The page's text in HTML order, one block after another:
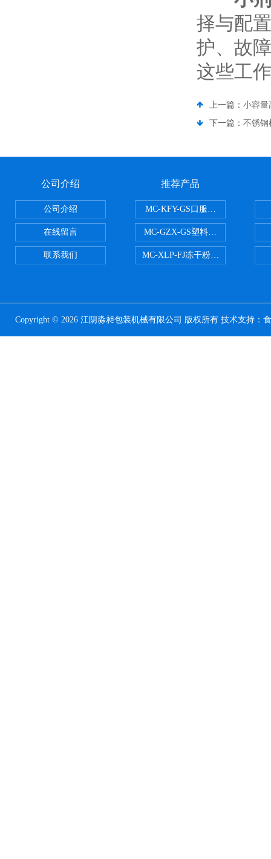
择与配
护、故
这些工
上一篇： 小容量
下一篇： 不锈钢
公司介绍
公司介绍
在线留言
联系我们
推荐产品
MC-KFY-GS口服液灌装线
MC-GZX-GS塑料瓶高速跟踪式灌
MC-XLP-FJ冻干粉西林瓶灌装机
Copyright © 2026 江阴淼昶包装机械有限公司 版权所有 技术支持：